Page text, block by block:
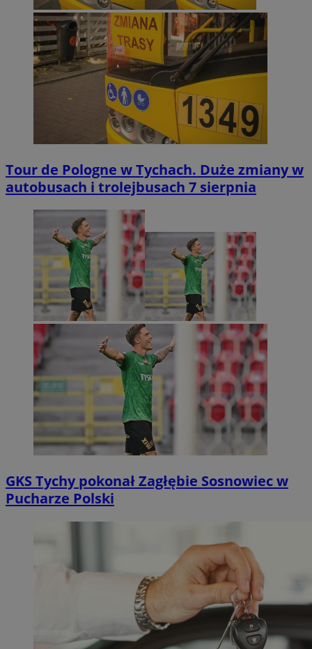
Tour de Pologne w Tychach. Duże zmiany w
autobusach i trolejbusach 7 sierpnia
GKS Tychy pokonał Zagłębie Sosnowiec w
Pucharze Polski